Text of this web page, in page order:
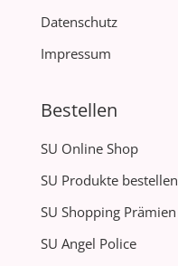
Datenschutz
Impressum
Bestellen
SU Online Shop
SU Produkte bestellen
SU Shopping Prämien
SU Angel Police